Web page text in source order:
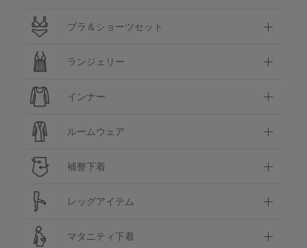
ブラ＆ショーツセット
ランジェリー
インナー
ルームウェア
補整下着
レッグアイテム
マタニティ下着